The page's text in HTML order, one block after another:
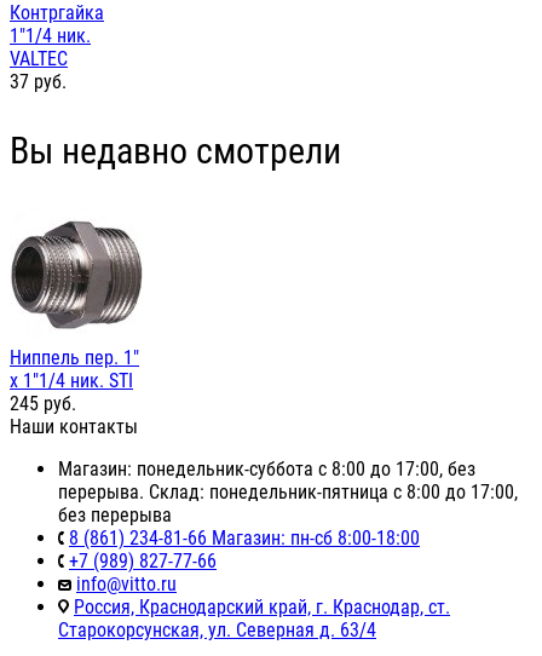
Контргайка
1"1/4 ник.
VALTEC
37 руб.
Вы недавно смотрели
Ниппель пер. 1"
х 1"1/4 ник. STI
245 руб.
Наши контакты
Магазин: понедельник-суббота с 8:00 до 17:00, без
перерыва. Склад: понедельник-пятница с 8:00 до 17:00,
без перерыва
8 (861) 234-81-66 Магазин: пн-сб 8:00-18:00
+7 (989) 827-77-66
info@vitto.ru
Россия, Краснодарский край, г. Краснодар, ст.
Старокорсунская, ул. Северная д. 63/4